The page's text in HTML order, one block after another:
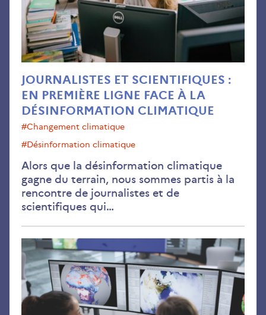
JOURNALISTES ET SCIENTIFIQUES :
EN PREMIÈRE LIGNE FACE À LA
DÉSINFORMATION CLIMATIQUE
#changement climatique
#désinformation climatique
Alors que la désinformation climatique
gagne du terrain, nous sommes partis à la
rencontre de journalistes et de
scientifiques qui…
la
de
la